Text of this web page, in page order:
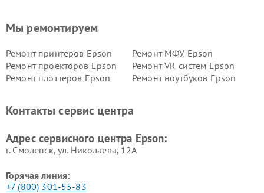
Мы ремонтируем
Ремонт принтеров Epson
Ремонт МФУ Epson
Ремонт проекторов Epson
Ремонт VR систем Epson
Ремонт плоттеров Epson
Ремонт ноутбуков Epson
Контакты сервис центра
Адрес сервисного центра Epson:
г. Смоленск, ул. Николаева, 12А
Горячая линия:
+7 (800) 301-55-83